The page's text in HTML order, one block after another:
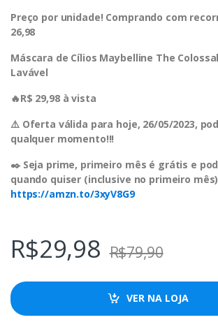
Preço por unidade! Comprando com
26,98
Máscara de Cílios Maybelline The
Lavável
🔥R$ 29,98 à vista
⚠️ Oferta válida para hoje, 26/05/2023,
qualquer momento!!!
✒️ Seja prime, primeiro mês é grátis e
quando quiser (inclusive no primeiro
https://amzn.to/3xyV8G9
R$29,98 R$79,90
VER NA LOJA